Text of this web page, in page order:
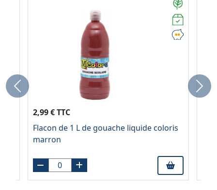
2,99 € TTC
Flacon de 1 L de gouache liquide coloris
marron
Previous Next